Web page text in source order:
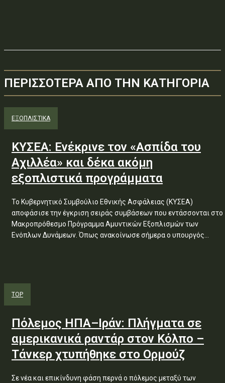
ΠΕΡΙΣΣΟΤΕΡΑ ΑΠΟ ΤΗΝ ΚΑΤΗΓΟΡΙΑ
ΕΞΟΠΛΙΣΤΙΚΑ
ΚΥΣΕΑ: Ενέκρινε τον «Ασπίδα του
Αχιλλέα» και δέκα ακόμη
εξοπλιστικά προγράμματα
Το Κυβερνητικό Συμβούλιο Εθνικής Ασφάλειας (ΚΥΣΕΑ)
αποφάσισε την έγκριση σειράς συμβάσεων που εντάσσονται στο
Μακροπρόθεσμο Πρόγραμμα Αμυντικών Εξοπλισμών των
Ενόπλων Δυνάμεων. Όπως ανακοίνωσε σήμερα ο υπουργός...
TOP
Πόλεμος ΗΠΑ–Ιράν: Πλήγματα σε
αμερικανικά ραντάρ στον Κόλπο –
Τάνκερ χτυπήθηκε στο Ορμούζ
Σε νέα και επικίνδυνη φάση περνά ο πόλεμος μεταξύ των